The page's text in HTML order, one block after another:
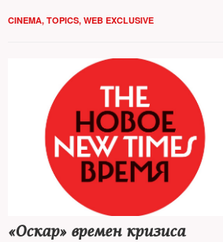
CINEMA, TOPICS, WEB EXCLUSIVE
«Оскар» времен кризиса